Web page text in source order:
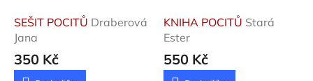
SEŠIT POCITŮ Draberová
Jana
350 Kč
KNIHA POCITŮ Stará
Ester
550 Kč